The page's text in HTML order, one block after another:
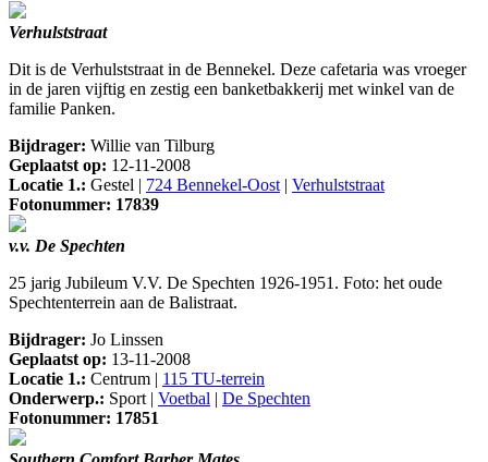
Verhulststraat
Dit is de Verhulststraat in de Bennekel. Deze cafetaria was vroeger
in de jaren vijftig en zestig een banketbakkerij met winkel van de
familie Panken.
Bijdrager: Willie van Tilburg
Geplaatst op: 12-11-2008
Locatie 1.: Gestel | 724 Bennekel-Oost| Verhulststraat
Fotonummer: 17839
v.v. De Spechten
25 jarig Jubileum V.V. De Spechten 1926-1951. Foto: het oude
Spechtenterrein aan de Balistraat.
Bijdrager: Jo Linssen
Geplaatst op: 13-11-2008
Locatie 1.: Centrum | 115 TU-terrein
Onderwerp.: Sport | Voetbal | De Spechten
Fotonummer: 17851